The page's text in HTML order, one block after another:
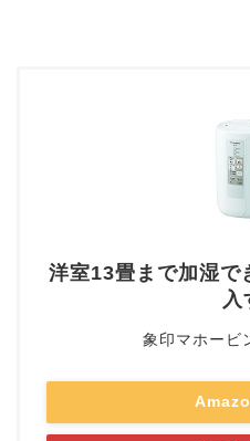
洋室13畳まで加湿で
入
象印マホービ